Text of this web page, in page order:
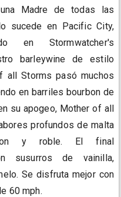
Madre de todas las
sucede en Pacific City,
en Stormwatcher's
barleywine de estilo
all Storms pasó muchos
en barriles bourbon de
su apogeo, Mother of all
profundos de malta
y roble. El final
susurros de vainilla,
Se disfruta mejor con
60 mph.